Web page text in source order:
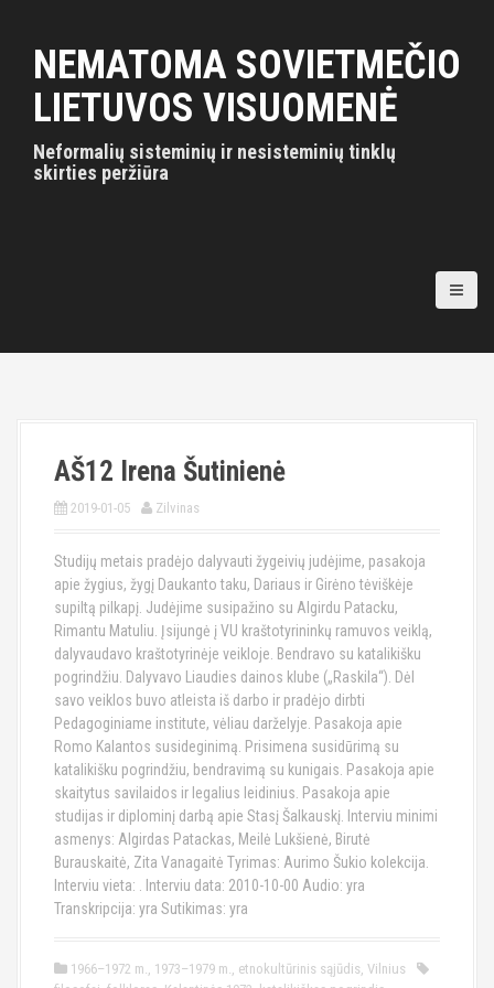
NEMATOMA SOVIETMEČIO
LIETUVOS VISUOMENĖ
Neformalių sisteminių ir nesisteminių tinklų
skirties peržiūra
AŠ12 Irena Šutinienė
2019-01-05 Zilvinas
Studijų metais pradėjo dalyvauti žygeivių judėjime, pasakoja
apie žygius, žygį Daukanto taku, Dariaus ir Girėno tėviškėje
supiltą pilkapį. Judėjime susipažino su Algirdu Patacku,
Rimantu Matuliu. Įsijungė į VU kraštotyrininkų ramuvos veiklą,
dalyvaudavo kraštotyrinėje veikloje. Bendravo su katalikišku
pogrindžiu. Dalyvavo Liaudies dainos klube („Raskila“). Dėl
savo veiklos buvo atleista iš darbo ir pradėjo dirbti
Pedagoginiame institute, vėliau darželyje. Pasakoja apie
Romo Kalantos susideginimą. Prisimena susidūrimą su
katalikišku pogrindžiu, bendravimą su kunigais. Pasakoja apie
skaitytus savilaidos ir legalius leidinius. Pasakoja apie
studijas ir diplominį darbą apie Stasį Šalkauskį. Interviu minimi
asmenys: Algirdas Patackas, Meilė Lukšienė, Birutė
Burauskaitė, Zita Vanagaitė Tyrimas: Aurimo Šukio kolekcija.
Interviu vieta: . Interviu data: 2010-10-00 Audio: yra
Transkripcija: yra Sutikimas: yra
1966–1972 m., 1973–1979 m., etnokultūrinis sąjūdis, Vilnius